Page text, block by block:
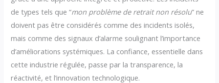
de types tels que “mon problème de retrait non résolu” ne
doivent pas être considérés comme des incidents isolés,
mais comme des signaux d’alarme soulignant l’importance
d’améliorations systémiques. La confiance, essentielle dans
cette industrie régulée, passe par la transparence, la
réactivité, et l’innovation technologique.